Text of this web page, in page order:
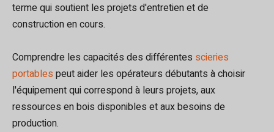
terme qui soutient les projets d'entretien et de
construction en cours.
Comprendre les capacités des différentes scieries
portables peut aider les opérateurs débutants à choisir
l'équipement qui correspond à leurs projets, aux
ressources en bois disponibles et aux besoins de
production.